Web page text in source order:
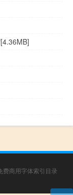
费商用字体索引目录